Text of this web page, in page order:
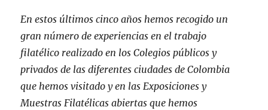
En estos últimos cinco años hemos recogido un
gran número de experiencias en el trabajo
filatélico realizado en los Colegios públicos y
privados de las diferentes ciudades de Colombia
que hemos visitado y en las Exposiciones y
Muestras Filatélicas abiertas que hemos